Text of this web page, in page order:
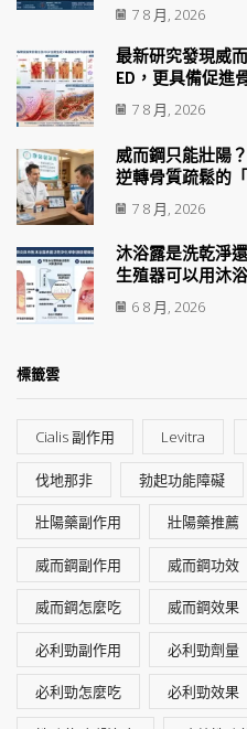
7 8 月, 2026
最新研究發現威
ED，更具備促進
7 8 月, 2026
威而鋼只能壯陽
逆轉骨質疏鬆的
7 8 月, 2026
沐浴露是洗乾淨
生殖器可以用沐
6 8 月, 2026
標籤雲
Cialis 副作用 Levitra
伐地那非 勃起功能障礙
壯陽藥副作用 壯陽藥推薦
威而鋼副作用 威而鋼功效
威而鋼怎麼吃 威而鋼效果
必利勁副作用 必利勁劑量
必利勁怎麼吃 必利勁效果